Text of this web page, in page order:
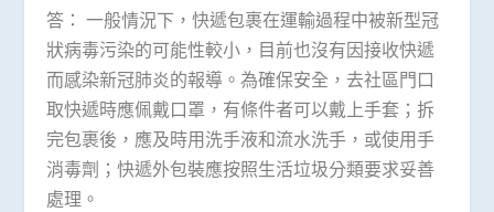
答： 一般情況下，快遞包裹在運輸過程中被新型冠
狀病毒污染的可能性較小，目前也沒有因接收快遞
而感染新冠肺炎的報導。為確保安全，去社區門口
取快遞時應佩戴口罩，有條件者可以戴上手套；拆
完包裹後，應及時用洗手液和流水洗手，或使用手
消毒劑；快遞外包裝應按照生活垃圾分類要求妥善
處理。